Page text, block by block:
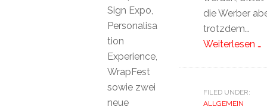
die Werber
trotzdem…
Weiterlesen …
FILED UNDER:
ALLGEMEIN
Sign Expo,
Personalisa
tion
Experience,
WrapFest
sowie zwei
neue